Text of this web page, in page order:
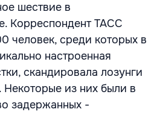
шествие в
Корреспондент ТАСС
человек, среди которых в
настроенная
скандировала лозунги
из них были в
задержанных -